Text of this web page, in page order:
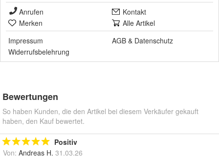
Anrufen
Kontakt
Merken
Alle Artikel
Impressum
AGB & Datenschutz
Widerrufsbelehrung
Bewertungen
So haben Kunden, die den Artikel bei diesem Verkäufer gekauft
haben, den Kauf bewertet.
Positiv
Von: Andreas H. 31.03.26